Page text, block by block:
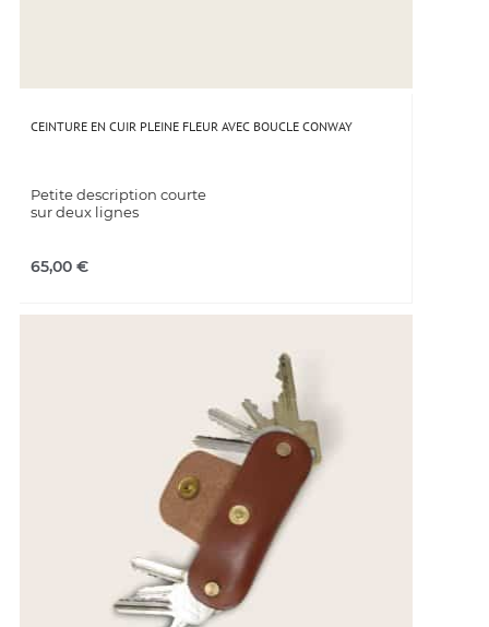
CEINTURE EN CUIR PLEINE FLEUR AVEC BOUCLE CONWAY
Petite description courte
sur deux lignes
65,00 €